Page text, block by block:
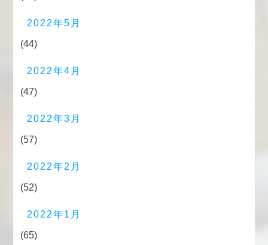
2022年5月
(44)
2022年4月
(47)
2022年3月
(57)
2022年2月
(52)
2022年1月
(65)